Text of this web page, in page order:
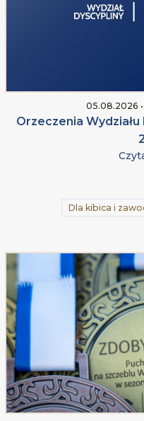
05.08.2026
Orzeczenia
Dla kibica i